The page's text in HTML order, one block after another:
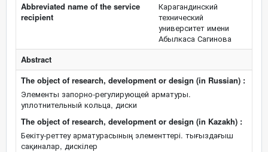
Abbreviated name of the service
recipient
Карагандинский
технический
университет имени
Абылкаса Сагинова
Abstract
The object of research, development or design (in Russian) :
Элементы запорно-регулирующей арматуры.
уплотнительный кольца, диски
The object of research, development or design (in Kazakh) :
Бекіту-реттеу арматурасының элементтері. тығыздағыш
сақиналар, дискілер